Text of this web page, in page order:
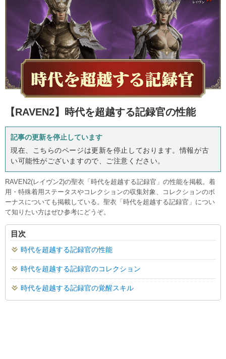
【RAVEN2】 時代を超越する記録官の性能
記事の更新を停止しています
現在、こちらのページは更新を停止しております。情報が古
い可能性がございますので、ご注意ください。
RAVEN2(レイヴン2)の聖衣「時代を超越する記録官」の性能を掲載。着
用・特殊着用ステータスやコレクションの収集対象、コレクションのボ
ーナスについても掲載している。聖衣「時代を超越する記録官」につい
て知りたい方はぜひ参考にどうぞ。
目次
時代を超越する記録官の性能
時代を超越する記録官のコレクション
時代を超越する記録官の覚醒スキル